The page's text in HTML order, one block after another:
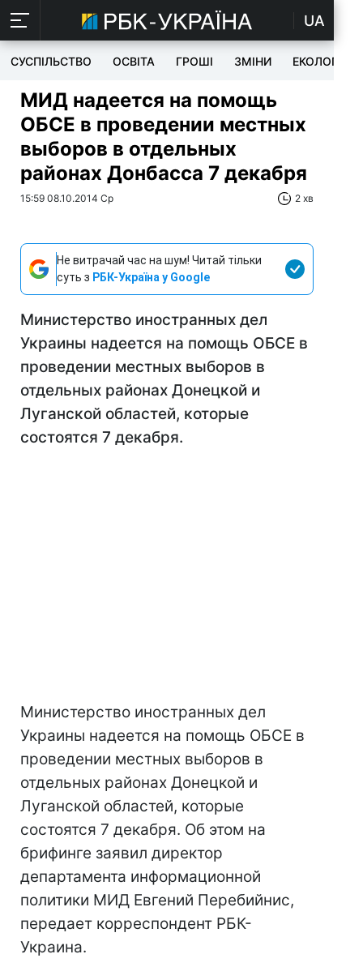
UA
СУСПІЛЬСТВО ОСВІТА ГРОШІ ЗМІНИ ЕКОЛОГІЯ
МИД надеется на помощь
ОБСЕ в проведении местных
выборов в отдельных
районах Донбасса 7 декабря
15:59 08.10.2014 Ср 2 хв
Не витрачай час на шум! Читай тільки
суть з РБК-Україна у Google
Министерство иностранных дел
Украины надеется на помощь ОБСЕ в
проведении местных выборов в
отдельных районах Донецкой и
Луганской областей, которые
состоятся 7 декабря.
Министерство иностранных дел
Украины надеется на помощь ОБСЕ в
проведении местных выборов в
отдельных районах Донецкой и
Луганской областей, которые
состоятся 7 декабря. Об этом на
брифинге заявил директор
департамента информационной
политики МИД Евгений Перебийнис,
передает корреспондент РБК-
Украина.